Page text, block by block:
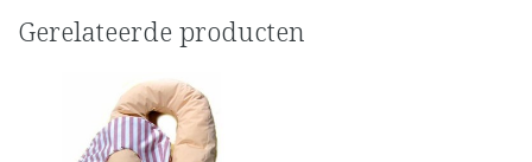
Gerelateerde producten